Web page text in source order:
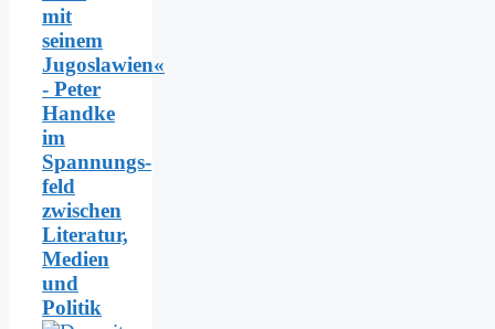
mit
seinem
Jugoslawien«
- Peter
Handke
im
Spannungs­
feld
zwischen
Literatur,
Medien
und
Politik